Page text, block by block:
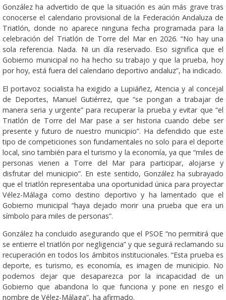
González ha advertido de que la situación es aún más grave tras
conocerse el calendario provisional de la Federación Andaluza de
Triatlón, donde no aparece ninguna fecha programada para la
celebración del Triatlón de Torre del Mar en 2026. “No hay una
sola referencia. Nada. Ni un día reservado. Eso significa que el
Gobierno municipal no ha hecho su trabajo y que la prueba, hoy
por hoy, está fuera del calendario deportivo andaluz”, ha indicado.
El portavoz socialista ha exigido a Lupiáñez, Atencia y al concejal
de Deportes, Manuel Gutiérrez, que “se pongan a trabajar de
manera seria y urgente” para recuperar la prueba y evitar que “el
Triatlón de Torre del Mar pase a ser historia cuando debe ser
presente y futuro de nuestro municipio”. Ha defendido que este
tipo de competiciones son fundamentales no solo para el deporte
local, sino también para el turismo y la economía, ya que “miles de
personas vienen a Torre del Mar para participar, alojarse y
disfrutar del municipio”. En este sentido, González ha subrayado
que el triatlón representaba una oportunidad única para proyectar
Vélez-Málaga como destino deportivo y ha lamentado que el
Gobierno municipal “haya dejado morir una prueba que era un
símbolo para miles de personas”.
González ha concluido asegurando que el PSOE “no permitirá que
se entierre el triatlón por negligencia” y que seguirá reclamando su
recuperación en todos los ámbitos institucionales. “Esta prueba es
deporte, es turismo, es economía, es imagen de municipio. No
podemos dejar que desaparezca por la incapacidad de un
Gobierno que abandona lo que funciona y pone en riesgo el
nombre de Vélez-Málaga”, ha afirmado.